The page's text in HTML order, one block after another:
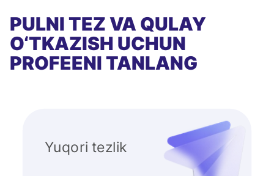
PULNI TEZ VA QULAY
O‘TKAZISH UCHUN
PROFEENI TANLANG
Yuqori tezlik